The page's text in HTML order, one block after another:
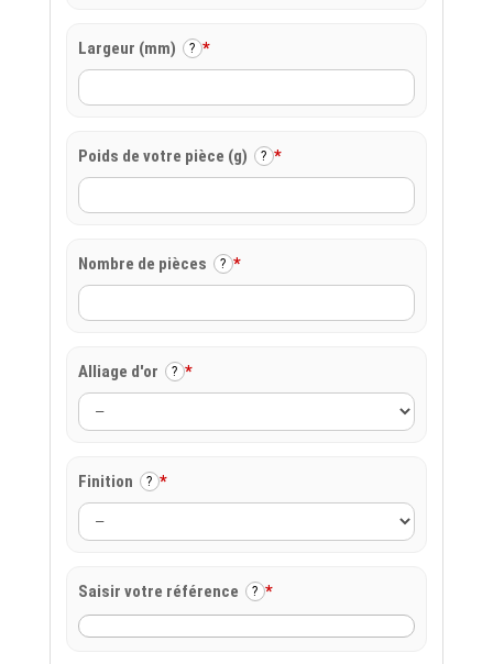
Largeur (mm) ? *
Poids de votre pièce (g) ? *
Nombre de pièces ? *
Alliage d'or ? *
Finition ? *
Saisir votre référence ? *